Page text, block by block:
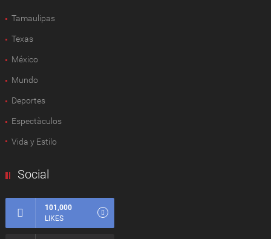
Tamaulipas
Texas
México
Mundo
Deportes
Espectàculos
Vida y Estilo
Social
101,000
LIKES